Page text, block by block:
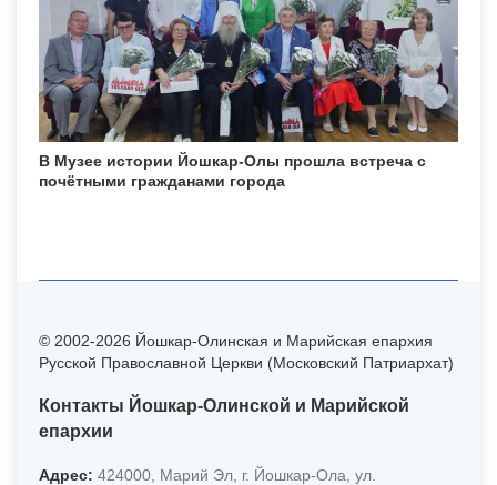
В Музее истории Йошкар-Олы прошла встреча с
почётными гражданами города
© 2002-2026 Йошкар-Олинская и Марийская епархия
Русской Православной Церкви (Московский Патриархат)
Контакты Йошкар-Олинской и Марийской
епархии
Адрес: 424000, Марий Эл, г. Йошкар-Ола, ул.